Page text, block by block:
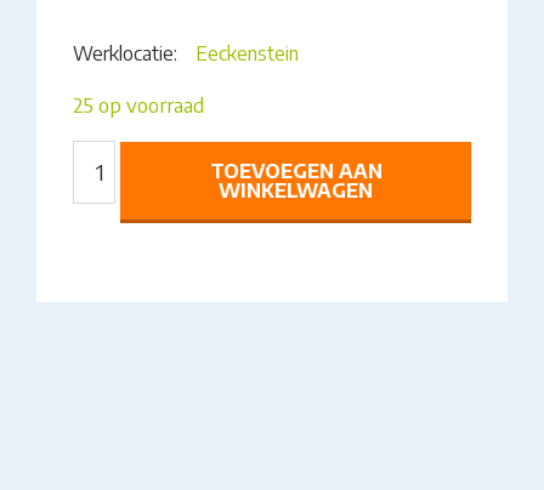
Werklocatie: Eeckenstein
25 op voorraad
STOKJE
AANTAL
TOEVOEGEN AAN
WINKELWAGEN